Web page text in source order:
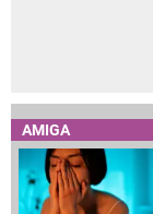
AMIGA